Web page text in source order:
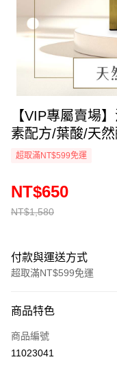
【VIP專屬賣場】
素配方/葉酸/天
超取滿NT$599免運
NT$1,580
NT$650
付款與運送方式
超取滿NT$599免運
信用卡一次付款
超商取貨付款
商品特色
商品編號
11023041